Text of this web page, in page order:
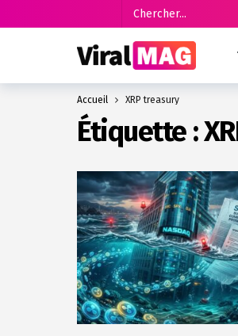
Accueil XRP treasury
Étiquette :